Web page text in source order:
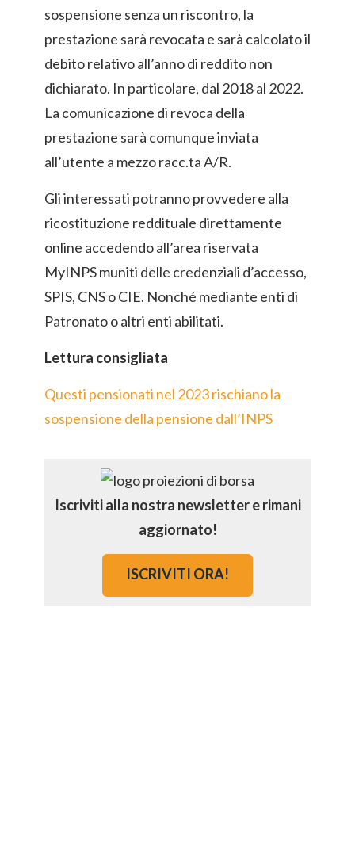
sospensione senza un riscontro, la
prestazione sarà revocata e sarà calcolato il
debito relativo all’anno di reddito non
dichiarato. In particolare, dal 2018 al 2022.
La comunicazione di revoca della
prestazione sarà comunque inviata
all’utente a mezzo racc.ta A/R.
Gli interessati potranno provvedere alla
ricostituzione reddituale direttamente
online accedendo all’area riservata
MyINPS muniti delle credenziali d’accesso,
SPIS, CNS o CIE. Nonché mediante enti di
Patronato o altri enti abilitati.
Lettura consigliata
Questi pensionati nel 2023 rischiano la
sospensione della pensione dall’INPS
Iscriviti alla nostra newsletter e rimani
aggiornato!
ISCRIVITI ORA!